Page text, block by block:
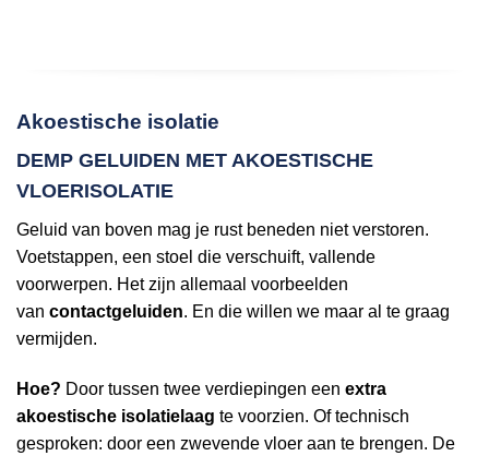
Akoestische isolatie
DEMP GELUIDEN MET AKOESTISCHE
VLOERISOLATIE
Geluid van boven mag je rust beneden niet verstoren.
Voetstappen, een stoel die verschuift, vallende
voorwerpen. Het zijn allemaal voorbeelden
van contactgeluiden. En die willen we maar al te graag
vermijden.
Hoe? Door tussen twee verdiepingen een extra
akoestische isolatielaag te voorzien. Of technisch
gesproken: door een zwevende vloer aan te brengen. De